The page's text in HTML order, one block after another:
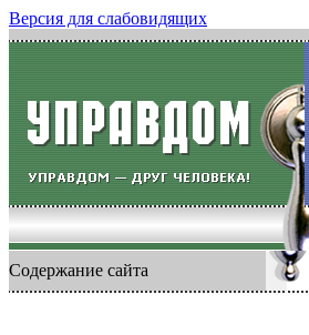
Версия для слабовидящих
Содержание сайта